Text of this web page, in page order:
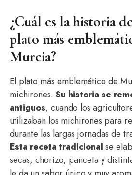
¿Cuál es la historia
plato más
Murcia?
El plato más emblemático de
michirones. Su historia se
antiguos, cuando los
utilizaban los michirones para
durante las largas jornadas de
Esta receta tradicional se
secas, chorizo, panceta y